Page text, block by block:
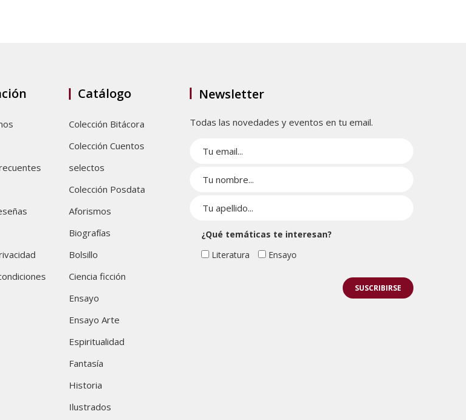
Catálogo
Colección Bitácora
Colección Cuentos
selectos
Colección Posdata
Aforismos
Biografías
Bolsillo
Ciencia ficción
Ensayo
Ensayo Arte
Espiritualidad
Fantasía
Historia
Ilustrados
Newsletter
Todas las novedades y eventos en tu email.
¿Qué temáticas te interesan?
Literatura
Ensayo